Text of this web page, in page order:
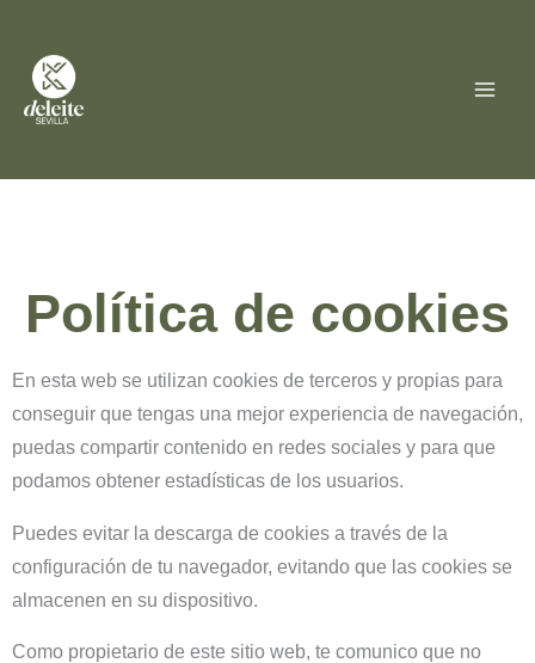
contenido
Política de cookies
En esta web se utilizan cookies de terceros y propias para
conseguir que tengas una mejor experiencia de navegación,
puedas compartir contenido en redes sociales y para que
podamos obtener estadísticas de los usuarios.
Puedes evitar la descarga de cookies a través de la
configuración de tu navegador, evitando que las cookies se
almacenen en su dispositivo.
Como propietario de este sitio web, te comunico que no